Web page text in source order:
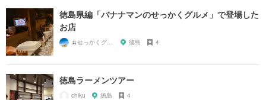
徳島県編「バナナマンのせっかくグルメ」で登場した
お店
徳島 4
徳島ラーメンツアー
chiku 徳島 4